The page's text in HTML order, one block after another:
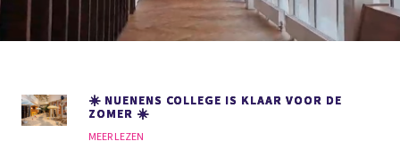
☀️ NUENENS COLLEGE IS KLAAR VOOR DE
ZOMER ☀️
MEER LEZEN